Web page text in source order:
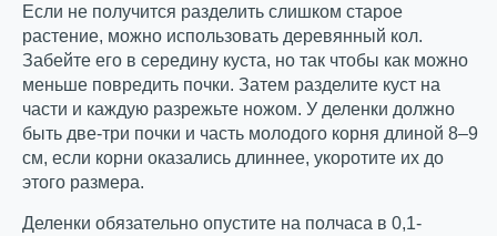
Если не получится разделить слишком старое
растение, можно использовать деревянный кол.
Забейте его в середину куста, но так чтобы как можно
меньше повредить почки. Затем разделите куст на
части и каждую разрежьте ножом. У деленки должно
быть две-три почки и часть молодого корня длиной 8–9
см, если корни оказались длиннее, укоротите их до
этого размера.
Деленки обязательно опустите на полчаса в 0,1-